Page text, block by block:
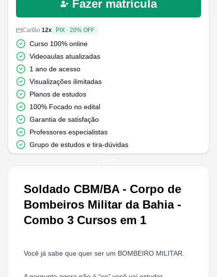
Soldado CBM/BA - Corpo de
Bombeiros Militar da Bahia -
Combo 3 Cursos em 1
Você já sabe que quer ser um BOMBEIRO MILITAR.
Fazer matrícula
Cartão 12x PIX · 20% OFF
Curso 100% online
Videoaulas atualizadas
1 ano de acesso
Visualizações ilimitadas
Planos de estudos
100% Focado no edital
Garantia de satisfação
Professores especialistas
Grupo de estudos e tira-dúvidas